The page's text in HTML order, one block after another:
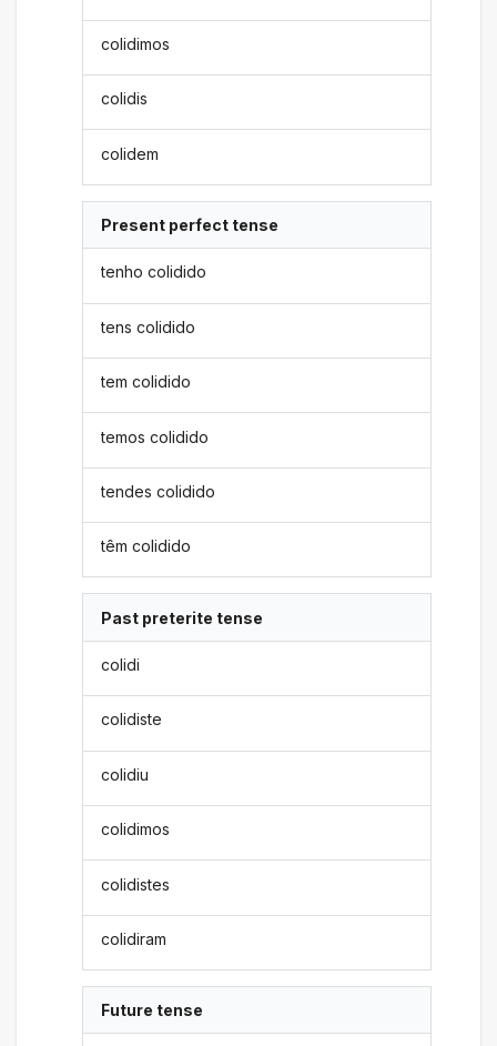
colidimos
colidis
colidem
Present perfect tense
tenho colidido
tens colidido
tem colidido
temos colidido
tendes colidido
têm colidido
Past preterite tense
colidi
colidiste
colidiu
colidimos
colidistes
colidiram
Future tense